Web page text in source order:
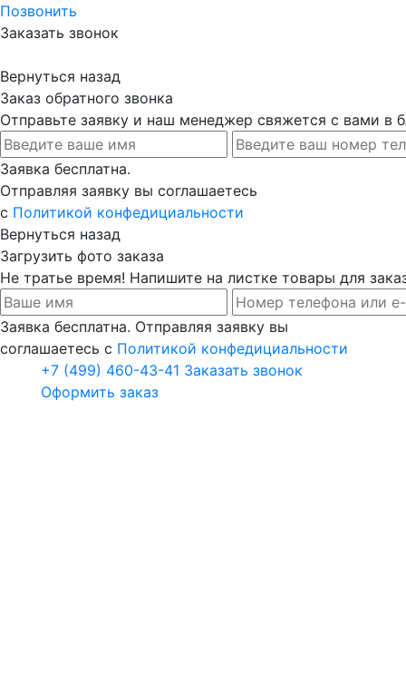
Позвонить
Заказать звонок
Вернуться назад
Заказ обратного звонка
Отправьте заявку и наш менеджер свяжется с вами в
Заявка бесплатна.
Отправляя заявку вы соглашаетесь
с Политикой конфедициальности
Вернуться назад
Загрузить фото заказа
Не тратье время! Напишите на листке товары для
Заявка бесплатна. Отправляя заявку вы
соглашаетесь с Политикой конфедициальности
+7 (499) 460-43-41 Заказать звонок
Оформить заказ